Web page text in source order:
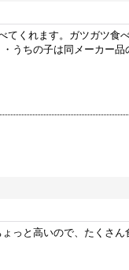
てくれます。ガツガツ食
うちの子は同メーカー品
っと高いので、たくさん